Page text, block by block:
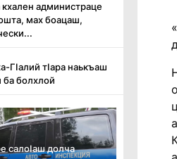
администраце
мах боацаш,
Гӏалий тӏара наькъаш
болхлой
салоӏаш долча